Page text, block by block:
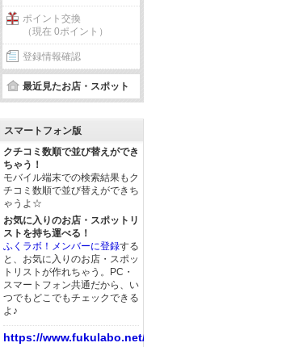
ポイント交換
（現在 0ポイント）
登録情報確認
最近見たお店・スポット
スマートフォン版
クチコミ数順で並び替えができ
ちゃう！
モバイル端末での検索結果もク
チコミ数順で並び替えができち
ゃうよ☆
お気に入りのお店・スポットリ
ストを持ち運べる！
ふくラボ！メンバーに登録する
と、お気に入りのお店・スポッ
トリストが作れちゃう。PC・
スマートフォン共通だから、い
つでもどこでもチェックできる
よ♪
https://www.fukulabo.net/